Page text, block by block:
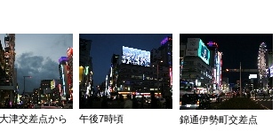
津交差点から 午後7時頃 錦通伊勢町交差点